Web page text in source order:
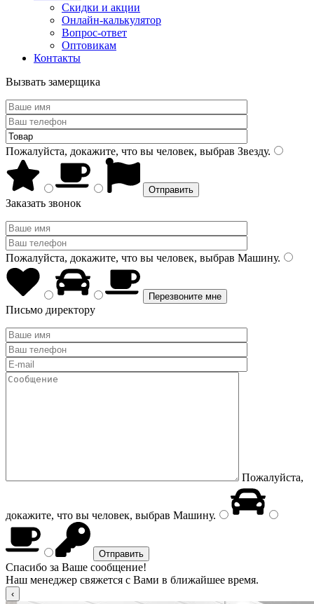
Скидки и акции
Онлайн-калькулятор
Вопрос-ответ
Оптовикам
Контакты
Вызвать замерщика
Пожалуйста, докажите, что вы человек, выбрав Звезду.
Заказать звонок
Пожалуйста, докажите, что вы человек, выбрав Машину.
Письмо директору
Пожалуйста,
докажите, что вы человек, выбрав Машину.
Спасибо за Ваше сообщение!
Наш менеджер свяжется с Вами в ближайшее время.